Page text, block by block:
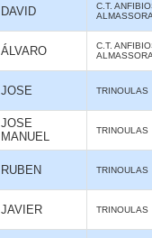
DAVID
C.T.
ÁLVARO
C.T.
JOSE TRINOULAS
JOSE
MANUEL
TRINOULAS
RUBEN TRINOULAS
JAVIER TRINOULAS